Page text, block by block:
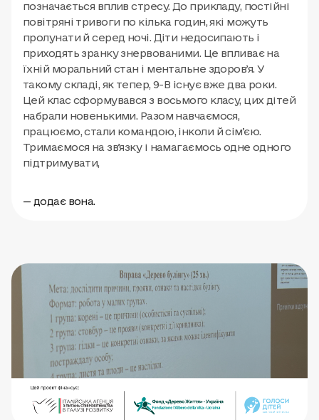
позначається вплив стресу. До прикладу, постійні
повітряні тривоги по кілька годин, які можуть
пролунати й серед ночі. Діти недосипають і
приходять зранку знервованими. Це впливає на
їхній моральний стан і ментальне здоровʼя. У
такому складі, як тепер, 9-В існує вже два роки.
Цей клас сформувався з восьмого класу, цих дітей
набрали новенькими. Разом навчаємося,
працюємо, стали командою, інколи й сімʼєю.
Тримаємося на звʼязку і намагаємось одне одного
підтримувати,
— додає вона.